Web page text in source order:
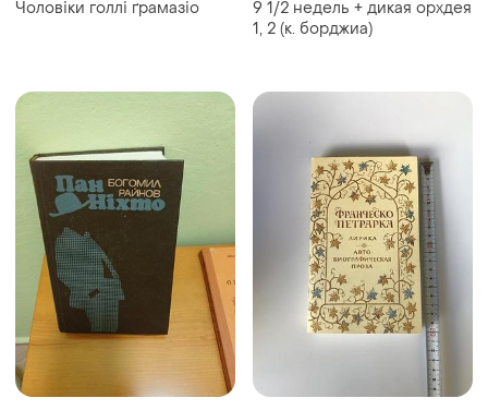
Чоловіки голлі ґрамазіо
9 1/2 недель + дикая орхдея
1, 2 (к. борджиа)